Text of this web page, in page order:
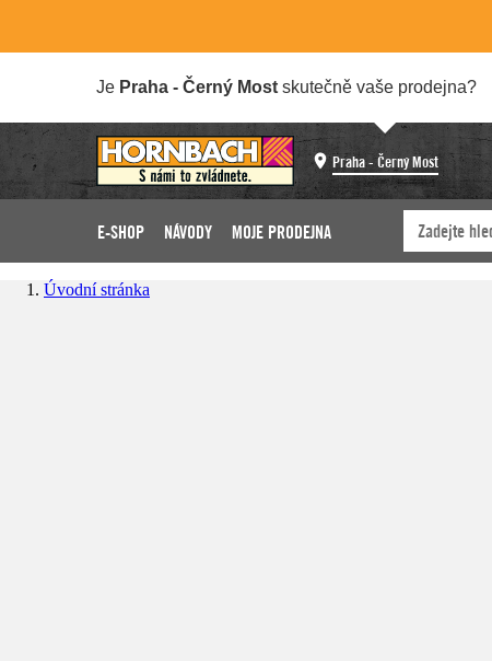
Je Praha - Černý Most skutečně vaše prodejna?
Praha - Černý Most
E-SHOP NÁVODY MOJE PRODEJNA
Úvodní stránka